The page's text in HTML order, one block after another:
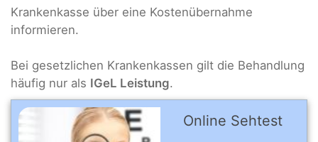
Krankenkasse über eine Kostenübernahme
informieren.
Bei gesetzlichen Krankenkassen gilt die Behandlung
häufig nur als IGeL Leistung.
Online Sehtest